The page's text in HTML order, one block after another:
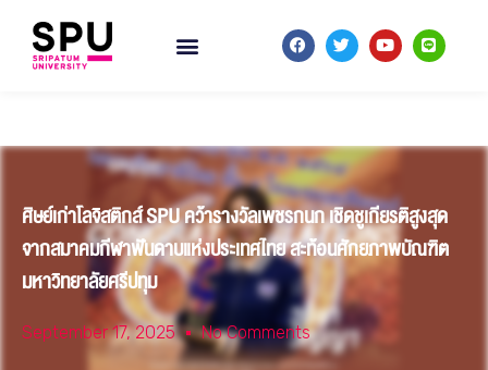
ศิษย์เก่าโลจิสติกส์ SPU คว้ารางวัลเพชรกนก เชิดชูเกียรติสูงสุด
จากสมาคมกีฬาฟันดาบแห่งประเทศไทย สะท้อนศักยภาพบัณฑิต
มหาวิทยาลัยศรีปทุม
September 17, 2025 No Comments